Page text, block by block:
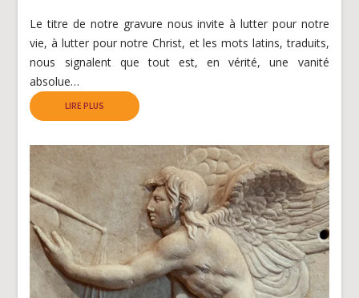
Le titre de notre gravure nous invite à lutter pour notre
vie, à lutter pour notre Christ, et les mots latins, traduits,
nous signalent que tout est, en vérité, une vanité
absolue…
LIRE PLUS